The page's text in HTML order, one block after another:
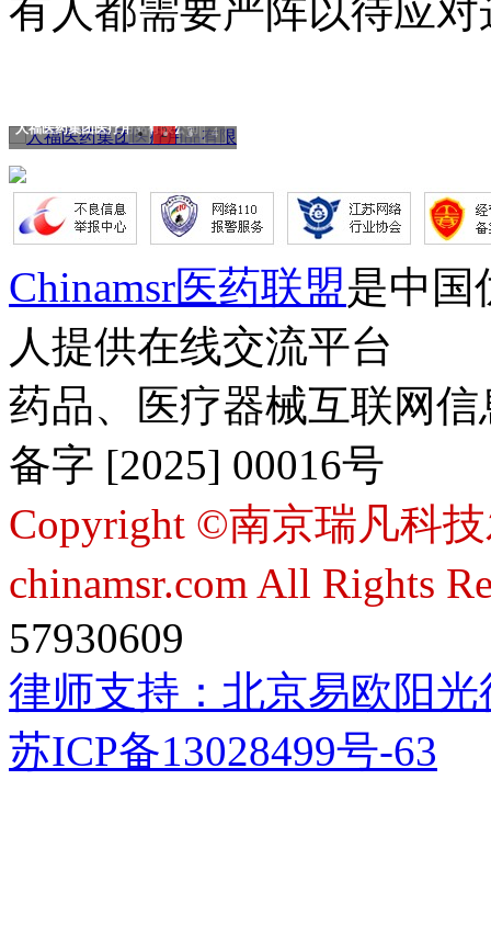
有人都需要严阵以待应
人福医药集团医疗用品有限公司
1 2 3 4
Chinamsr医药联盟是中国
人提供在线交流平台
药品、医疗器械互联网
备字 [2025] 00016号
Copyright ©南京瑞凡科
chinamsr.com All Rights
57930609
律师支持： 北京易欧阳
苏ICP备13028499号-63